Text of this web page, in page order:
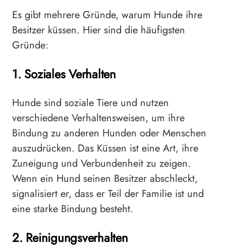
Es gibt mehrere Gründe, warum Hunde ihre
Besitzer küssen. Hier sind die häufigsten
Gründe:
1. Soziales Verhalten
Hunde sind soziale Tiere und nutzen
verschiedene Verhaltensweisen, um ihre
Bindung zu anderen Hunden oder Menschen
auszudrücken. Das Küssen ist eine Art, ihre
Zuneigung und Verbundenheit zu zeigen.
Wenn ein Hund seinen Besitzer abschleckt,
signalisiert er, dass er Teil der Familie ist und
eine starke Bindung besteht.
2. Reinigungsverhalten